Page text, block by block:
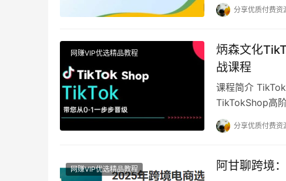
分享优质付费资
网赚VIP优选精品教程
炳森文化
战课程
课程简介
TikTokShop高
帮助学员全面掌…
分享优质付费资
网赚VIP优选精品教程 阿甘聊跨境